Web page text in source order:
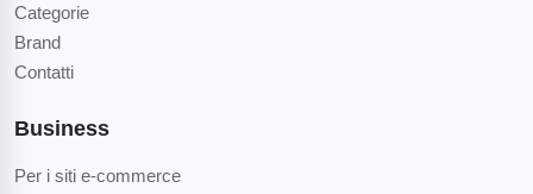
Categorie
Brand
Contatti
Business
Per i siti e-commerce